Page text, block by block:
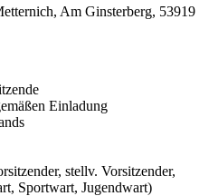
Am Ginsterberg, 53919
Einladung
stellv. Vorsitzender,
Sportwart, Jugendwart)